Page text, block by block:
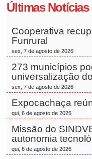
Últimas Notícias
Cooperativa
Funrural
sex, 7 de agosto de 2026
273 municípios
universalização
sex, 7 de agosto de 2026
Expocachaça
qui, 6 de agosto de 2026
Missão do
autonomia
qui, 6 de agosto de 2026